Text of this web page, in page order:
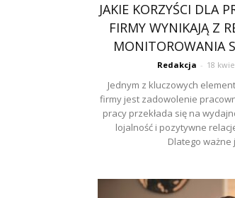
JAKIE KORZYŚCI DLA
FIRMY WYNIKAJĄ Z
MONITOROWANIA
Redakcja - 18
Jednym z kluczowych
firmy jest zadowolenie
pracy przekłada się na
lojalność i pozytywne
Dlatego ważne